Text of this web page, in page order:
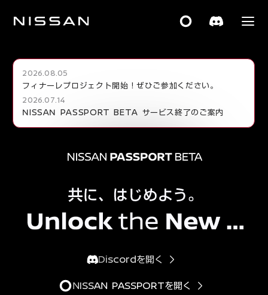
2026.08.05
フィナーレプロジェクト開始！ぜひご参加ください。
2026.07.14
NISSAN PASSPORT BETA サービス終了のご案内
Discordを開く
NISSAN PASSPORTを開く